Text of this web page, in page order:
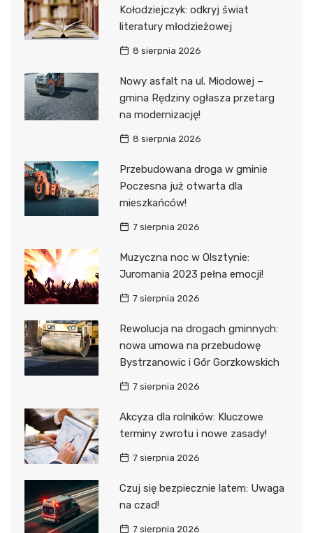
Kołodziejczyk: odkryj świat
literatury młodzieżowej
8 sierpnia 2026
Nowy asfalt na ul. Miodowej –
gmina Rędziny ogłasza przetarg
na modernizację!
8 sierpnia 2026
Przebudowana droga w gminie
Poczesna już otwarta dla
mieszkańców!
7 sierpnia 2026
Muzyczna noc w Olsztynie:
Juromania 2023 pełna emocji!
7 sierpnia 2026
Rewolucja na drogach gminnych:
nowa umowa na przebudowę
Bystrzanowic i Gór Gorzkowskich
7 sierpnia 2026
Akcyza dla rolników: Kluczowe
terminy zwrotu i nowe zasady!
7 sierpnia 2026
Czuj się bezpiecznie latem: Uwaga
na czad!
7 sierpnia 2026